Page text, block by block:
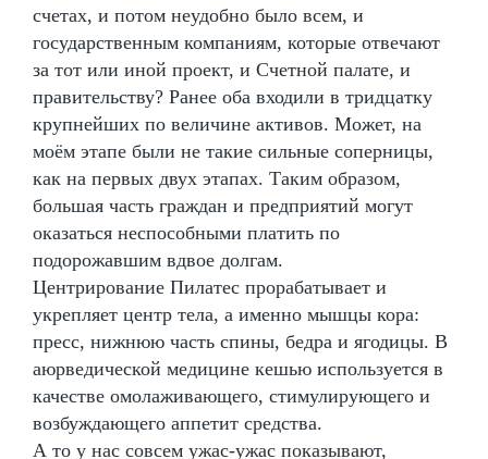
счетах, и потом неудобно было всем, и
государственным компаниям, которые отвечают
за тот или иной проект, и Счетной палате, и
правительству? Ранее оба входили в тридцатку
крупнейших по величине активов. Может, на
моём этапе были не такие сильные соперницы,
как на первых двух этапах. Таким образом,
большая часть граждан и предприятий могут
оказаться неспособными платить по
подорожавшим вдвое долгам.
Центрирование Пилатес прорабатывает и
укрепляет центр тела, а именно мышцы кора:
пресс, нижнюю часть спины, бедра и ягодицы. В
аюрведической медицине кешью используется в
качестве омолаживающего, стимулирующего и
возбуждающего аппетит средства.
А то у нас совсем ужас-ужас показывают,